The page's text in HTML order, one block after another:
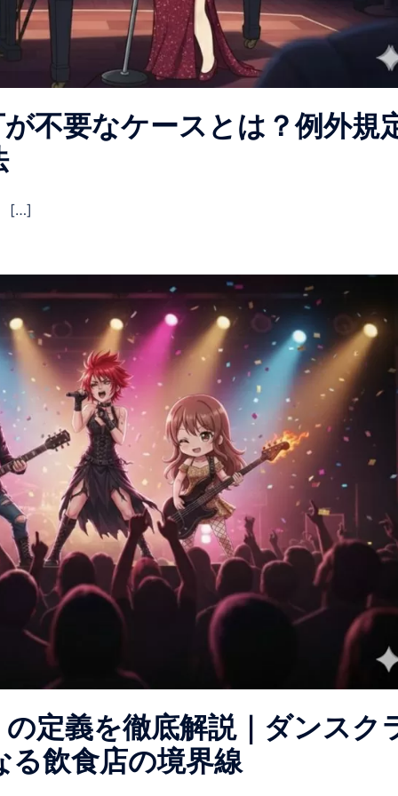
不要なケースとは？例外規
[…]
定義を徹底解説｜ダンスク
飲食店の境界線